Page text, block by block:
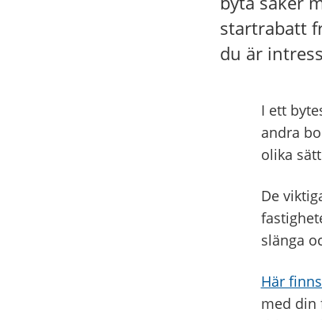
startrabatt
du är
I ett
andra
olika
De
slänga
Här
med din